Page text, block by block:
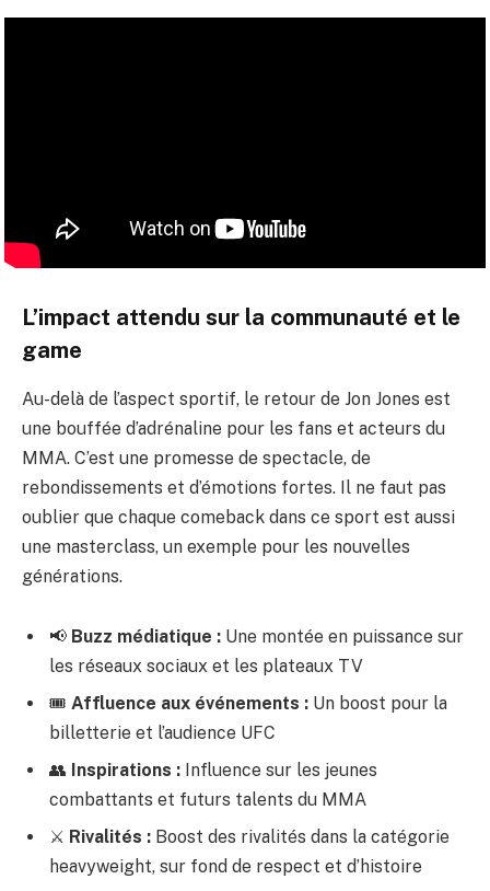
L’impact attendu sur la communauté et le
game
Au-delà de l’aspect sportif, le retour de Jon Jones est
une bouffée d’adrénaline pour les fans et acteurs du
MMA. C’est une promesse de spectacle, de
rebondissements et d’émotions fortes. Il ne faut pas
oublier que chaque comeback dans ce sport est aussi
une masterclass, un exemple pour les nouvelles
générations.
📢 Buzz médiatique : Une montée en puissance sur
les réseaux sociaux et les plateaux TV
🎟️ Affluence aux événements : Un boost pour la
billetterie et l’audience UFC
👥 Inspirations : Influence sur les jeunes
combattants et futurs talents du MMA
⚔️ Rivalités : Boost des rivalités dans la catégorie
heavyweight, sur fond de respect et d’histoire